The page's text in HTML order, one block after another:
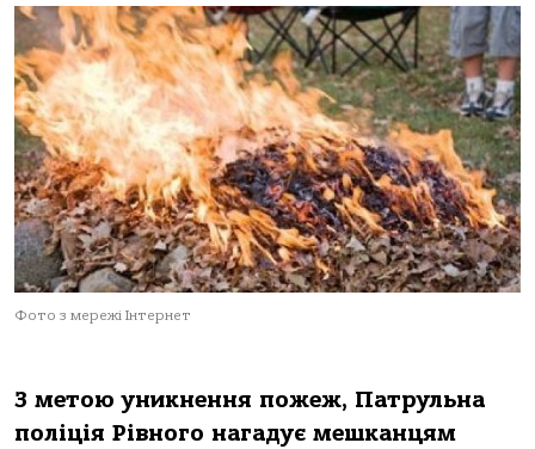
Фото з мережі Інтернет
З метою уникнення пожеж, Патрульна
поліція Рівного нагадує мешканцям